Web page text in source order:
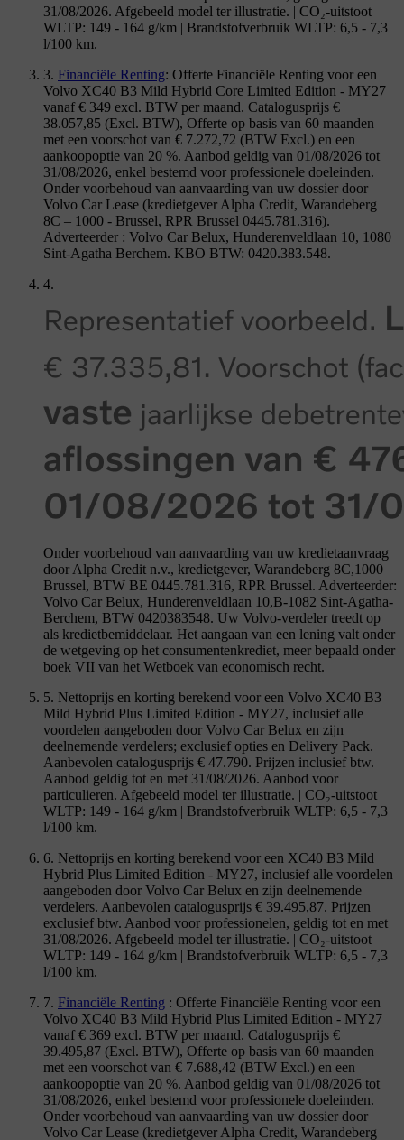
31/08/2026. Afgebeeld model ter illustratie. | CO₂-uitstoot
WLTP: 149 - 164 g/km | Brandstofverbruik WLTP: 6,5 - 7,3
l/100 km.
3. Financiële Renting: Offerte Financiële Renting voor een
Volvo XC40 B3 Mild Hybrid Core Limited Edition - MY27
vanaf € 349 excl. BTW per maand. Catalogusprijs €
38.057,85 (Excl. BTW), Offerte op basis van 60 maanden
met een voorschot van € 7.272,72 (BTW Excl.) en een
aankoopoptie van 20 %. Aanbod geldig van 01/08/2026 tot
31/08/2026, enkel bestemd voor professionele doeleinden.
Onder voorbehoud van aanvaarding van uw dossier door
Volvo Car Lease (kredietgever Alpha Credit, Warandeberg
8C – 1000 - Brussel, RPR Brussel 0445.781.316).
Adverteerder : Volvo Car Belux, Hunderenveldlaan 10, 1080
Sint-Agatha Berchem. KBO BTW: 0420.383.548.
4.
Onder voorbehoud van aanvaarding van uw kredietaanvraag
door Alpha Credit n.v., kredietgever, Warandeberg 8C,1000
Brussel, BTW BE 0445.781.316, RPR Brussel. Adverteerder:
Volvo Car Belux, Hunderenveldlaan 10,B-1082 Sint-Agatha-
Berchem, BTW 0420383548. Uw Volvo-verdeler treedt op
als kredietbemiddelaar. Het aangaan van een lening valt onder
de wetgeving op het consumentenkrediet, meer bepaald onder
boek VII van het Wetboek van economisch recht.
5. Nettoprijs en korting berekend voor een Volvo XC40 B3
Mild Hybrid Plus Limited Edition - MY27, inclusief alle
voordelen aangeboden door Volvo Car Belux en zijn
deelnemende verdelers; exclusief opties en Delivery Pack.
Aanbevolen catalogusprijs € 47.790. Prijzen inclusief btw.
Aanbod geldig tot en met 31/08/2026. Aanbod voor
particulieren. Afgebeeld model ter illustratie. | CO₂-uitstoot
WLTP: 149 - 164 g/km | Brandstofverbruik WLTP: 6,5 - 7,3
l/100 km.
6. Nettoprijs en korting berekend voor een XC40 B3 Mild
Hybrid Plus Limited Edition - MY27, inclusief alle voordelen
aangeboden door Volvo Car Belux en zijn deelnemende
verdelers. Aanbevolen catalogusprijs € 39.495,87. Prijzen
exclusief btw. Aanbod voor professionelen, geldig tot en met
31/08/2026. Afgebeeld model ter illustratie. | CO₂-uitstoot
WLTP: 149 - 164 g/km | Brandstofverbruik WLTP: 6,5 - 7,3
l/100 km.
7. Financiële Renting : Offerte Financiële Renting voor een
Volvo XC40 B3 Mild Hybrid Plus Limited Edition - MY27
vanaf € 369 excl. BTW per maand. Catalogusprijs €
39.495,87 (Excl. BTW), Offerte op basis van 60 maanden
met een voorschot van € 7.688,42 (BTW Excl.) en een
aankoopoptie van 20 %. Aanbod geldig van 01/08/2026 tot
31/08/2026, enkel bestemd voor professionele doeleinden.
Onder voorbehoud van aanvaarding van uw dossier door
Volvo Car Lease (kredietgever Alpha Credit, Warandeberg